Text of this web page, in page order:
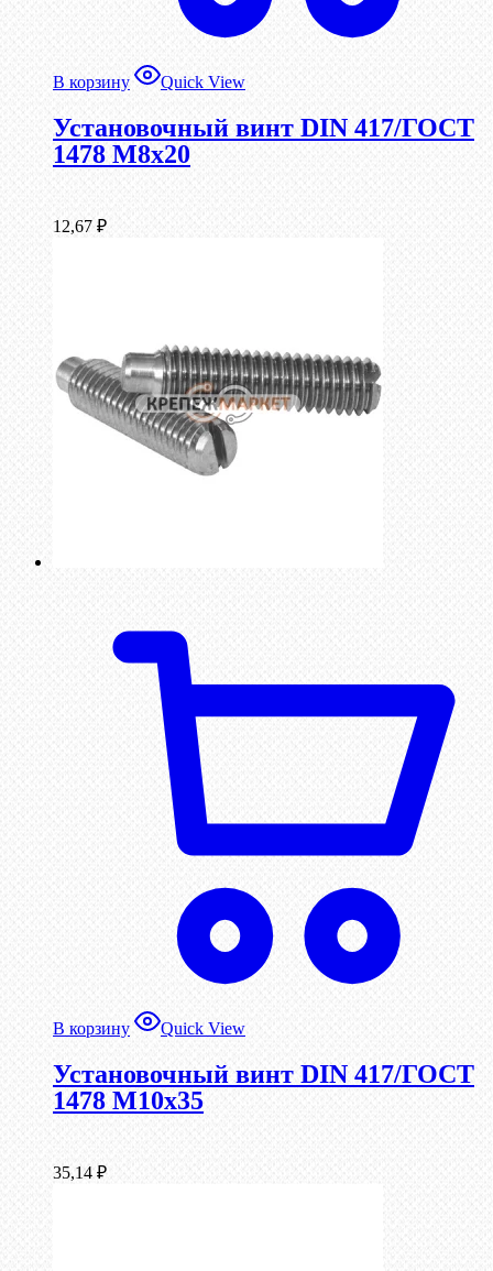
В корзину Quick View
Установочный винт DIN 417/ГОСТ
1478 М8х20
12,67 ₽
В корзину Quick View
Установочный винт DIN 417/ГОСТ
1478 М10х35
35,14 ₽